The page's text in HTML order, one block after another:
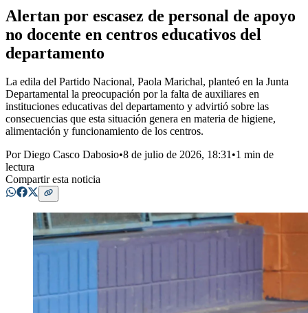
Alertan por escasez de personal de apoyo
no docente en centros educativos del
departamento
La edila del Partido Nacional, Paola Marichal, planteó en la Junta
Departamental la preocupación por la falta de auxiliares en
instituciones educativas del departamento y advirtió sobre las
consecuencias que esta situación genera en materia de higiene,
alimentación y funcionamiento de los centros.
PorDiego Casco Dabosio•8 de julio de 2026, 18:31•1 min de
lectura
Compartir esta noticia